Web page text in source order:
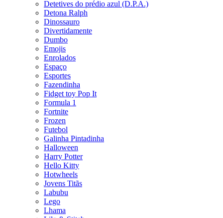
Detetives do prédio azul (D.P.A.)
Detona Ralph
Dinossauro
Divertidamente
Dumbo
Emojis
Enrolados
Espaço
Esportes
Fazendinha
Fidget toy Pop It
Formula 1
Fortnite
Frozen
Futebol
Galinha Pintadinha
Halloween
Harry Potter
Hello Kitty
Hotwheels
Jovens Titãs
Labubu
Lego
Lhama